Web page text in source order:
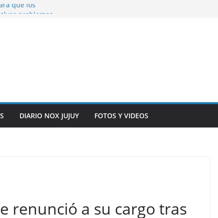
que los
y alarma en el
DIARIO NOX JUJUY FOTOS Y VIDEOS
renunció a su cargo tras